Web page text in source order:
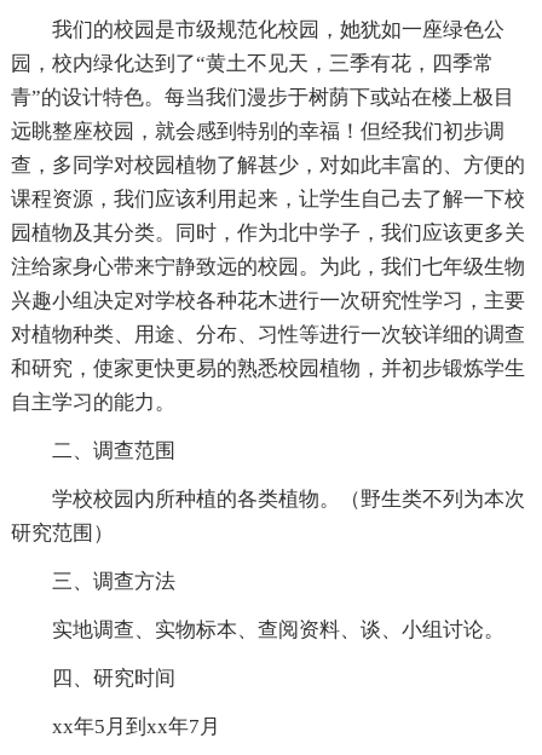
我们的校园是市级规范化校园，她犹如一座绿色公
园，校内绿化达到了“黄土不见天，三季有花，四季常
青”的设计特色。每当我们漫步于树荫下或站在楼上极目
远眺整座校园，就会感到特别的幸福！但经我们初步调
查，多同学对校园植物了解甚少，对如此丰富的、方便的
课程资源，我们应该利用起来，让学生自己去了解一下校
园植物及其分类。同时，作为北中学子，我们应该更多关
注给家身心带来宁静致远的校园。为此，我们七年级生物
兴趣小组决定对学校各种花木进行一次研究性学习，主要
对植物种类、用途、分布、习性等进行一次较详细的调查
和研究，使家更快更易的熟悉校园植物，并初步锻炼学生
自主学习的能力。
二、调查范围
学校校园内所种植的各类植物。（野生类不列为本次
研究范围）
三、调查方法
实地调查、实物标本、查阅资料、谈、小组讨论。
四、研究时间
xx年5月到xx年7月